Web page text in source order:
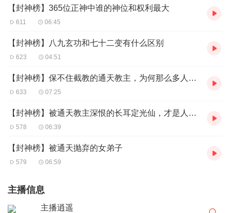
【封神榜】365位正神中谁的神位和权利最大
611 06:45
【封神榜】八九玄功和七十二变有什么区别
623 04:51
【封神榜】保不住截教的通天教主，为何那么多人喜欢他？
633 07:25
【封神榜】被通天教主深恨的长耳定光仙，才是人间清醒
578 06:39
【封神榜】被通天抛弃的女弟子
579 06:59
主播信息
主播逍遥